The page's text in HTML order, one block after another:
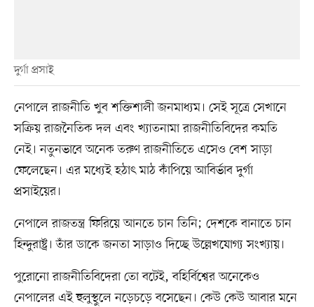
দুর্গা প্রসাই
নেপালে রাজনীতি খুব শক্তিশালী জনমাধ্যম। সেই সূত্রে সেখানে
সক্রিয় রাজনৈতিক দল এবং খ্যাতনামা রাজনীতিবিদের কমতি
নেই। নতুনভাবে অনেক তরুণ রাজনীতিতে এসেও বেশ সাড়া
ফেলেছেন। এর মধ্যেই হঠাৎ মাঠ কাঁপিয়ে আবির্ভাব দুর্গা
প্রসাইয়ের।
নেপালে রাজতন্ত্র ফিরিয়ে আনতে চান তিনি; দেশকে বানাতে চান
হিন্দুরাষ্ট্র। তাঁর ডাকে জনতা সাড়াও দিচ্ছে উল্লেখযোগ্য সংখ্যায়।
পুরোনো রাজনীতিবিদেরা তো বটেই, বহির্বিশ্বের অনেকেও
নেপালের এই হুলুস্থুলে নড়েচড়ে বসেছেন। কেউ কেউ আবার মনে